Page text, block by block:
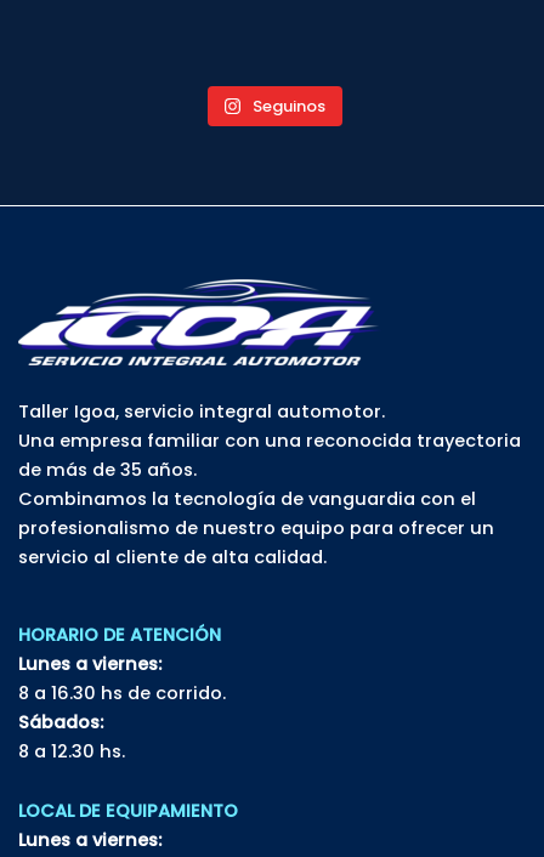
Seguinos
Taller Igoa, servicio integral automotor.
Una empresa familiar con una reconocida trayectoria
de más de 35 años.
Combinamos la tecnología de vanguardia con el
profesionalismo de nuestro equipo para ofrecer un
servicio al cliente de alta calidad.
HORARIO DE ATENCIÓN
Lunes a viernes:
8 a 16.30 hs de corrido.
Sábados:
8 a 12.30 hs.
LOCAL DE EQUIPAMIENTO
Lunes a viernes: